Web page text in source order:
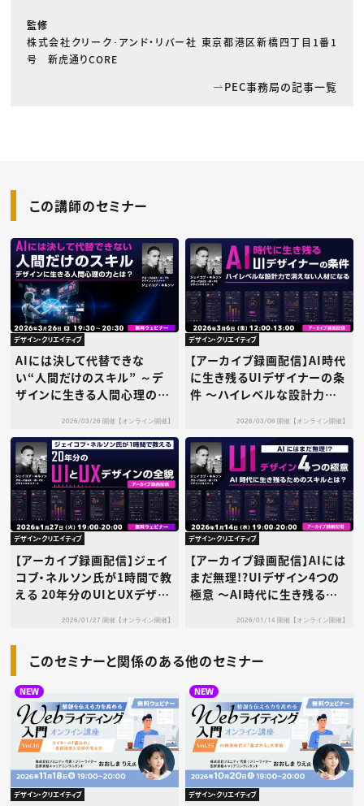
監修
株式会社クリーク･アンド・リバー社 東京都港区新橋四丁目1番1
号 新虎通りCORE
PEC事務局の記事一覧
この講師のセミナー
デザイン・クリエイティブ
AIには決して代替できな
い“人間だけのスキル” ～デ
ザインに生きる人間心理の力
2026/03/26 開催【オンライン開催】
デザイン・クリエイティブ
【アーカイブ録画配信】AI時代
に生き残るUIデザイナーの条
件 〜ハイレベルな設計力
2026/03/06 開催【オンライン開催】
デザイン・クリエイティブ
【アーカイブ録画配信】ジェイ
コブ・ネルソン氏が1時間で教
える 20年分のUIとUXデザイ
2026/01/27 開催【オンライン開催】
デザイン・クリエイティブ
【アーカイブ録画配信】AIには
まだ無理!?UIデザイン4つの
極意 〜AI時代に生き残るた
2026/01/14 開催【オンライン開催】
このセミナーと関係のある他のセミナー
NEW
デザイン・クリエイティブ
NEW
デザイン・クリエイティブ